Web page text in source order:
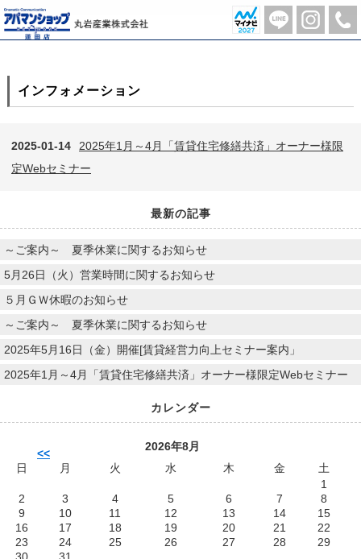
月別一覧【2025年1月】 | 蓮田市の不動産のことならアパマンショップ蓮田店-丸岩産業株式会社-
インフォメーション
2025-01-14
2025年1月～4月「賃貸住宅修繕共済」オーナー様限
定Webセミナー
最新の記事
～ご案内～ 夏季休業に関するお知らせ
5月26日（火）営業時間に関するお知らせ
５月ＧＷ休暇のお知らせ
～ご案内～ 夏季休業に関するお知らせ
2025年5月16日（金）開催[賃貸経営力向上セミナー案内」
2025年1月～4月「賃貸住宅修繕共済」オーナー様限定Webセミナー
カレンダー
<<
2026年8月
日
月 火 水 木 金
土
1
2
3 4 5 6 7
8
9
10 11 12 13 14
15
16
17 18 19 20 21
22
23
24 25 26 27 28
29